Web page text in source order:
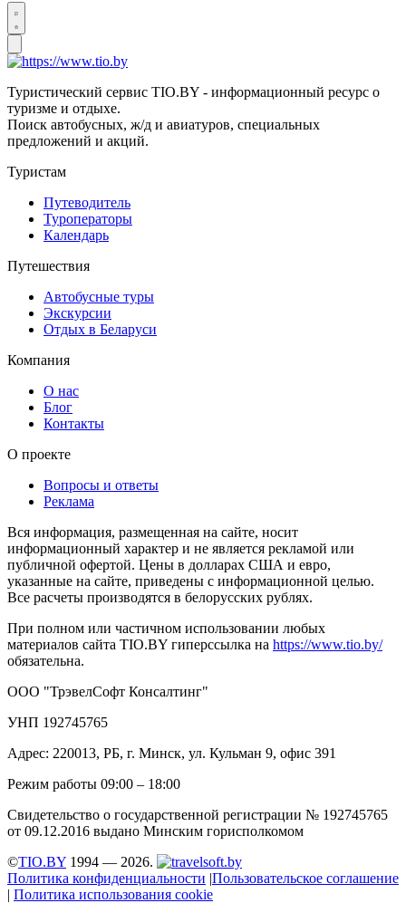
Туристический сервис TIO.BY - информационный ресурс о
туризме и отдыхе.
Поиск автобусных, ж/д и авиатуров, специальных
предложений и акций.
Туристам
Путеводитель
Туроператоры
Календарь
Путешествия
Автобусные туры
Экскурсии
Отдых в Беларуси
Компания
О нас
Блог
Контакты
О проекте
Вопросы и ответы
Реклама
Вся информация, размещенная на сайте, носит
информационный характер и не является рекламой или
публичной офертой. Цены в долларах США и евро,
указанные на сайте, приведены с информационной целью.
Все расчеты производятся в белорусских рублях.
При полном или частичном использовании любых
материалов сайта TIO.BY гиперссылка на https://www.tio.by/
обязательна.
ООО "ТрэвелСофт Консалтинг"
УНП 192745765
Адрес: 220013, РБ, г. Минск, ул. Кульман 9, офис 391
Режим работы 09:00 – 18:00
Свидетельство о государственной регистрации № 192745765
от 09.12.2016 выдано Минским горисполкомом
©TIO.BY 1994 — 2026.
Политика конфиденциальности |Пользовательское соглашение
| Политика использования cookie